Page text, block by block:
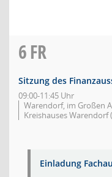
6FR
Sitzung des
09:00-11:45 Uhr
Warendorf, im Großen
Kreishauses Warendorf
Einladung